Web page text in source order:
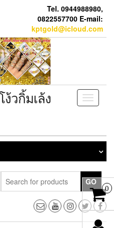
Tel. 0944988980,
0822557700 E-mail:
kptgold@icloud.com
Toggle
วกิ้มเล้ง
GO
0